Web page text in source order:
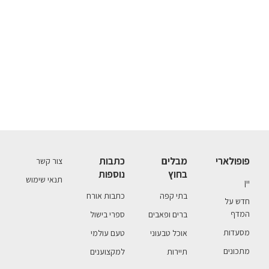
פופולארי
יין
חדש על
המדף
מסעדות
מתכונים
מבלים
בחוץ
בתי קפה
ברים ופאבים
אוכל טבעוני
תיירות
כתבות
נוספות
כתבות אורח
ספרי בישול
טעם עולמי
למקצוענים
צור קשר
תנאי שימוש